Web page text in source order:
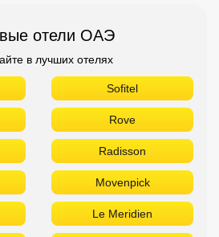
отели ОАЭ
в лучших отелях
Sofitel
Rove
Radisson
Movenpick
Le Meridien